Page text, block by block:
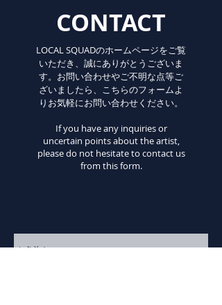
CONTACT
LOCAL SQUADのホームページをご覧
いただき、誠にありがとうございま
す。お問い合わせやご不明な点等ご
ざいましたら、こちらのフォームよ
りお気軽にお問い合わせください。
If you have any inquiries or
uncertain points about the artist,
please do not hesitate to contact us
from this form.